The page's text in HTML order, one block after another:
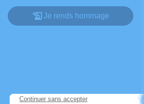
Je rends hommage